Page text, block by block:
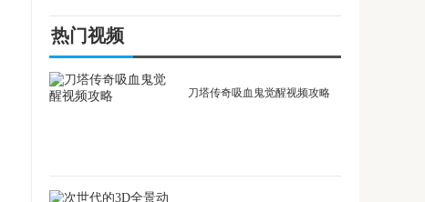
热门视频
刀塔传奇吸血鬼觉醒视频攻略